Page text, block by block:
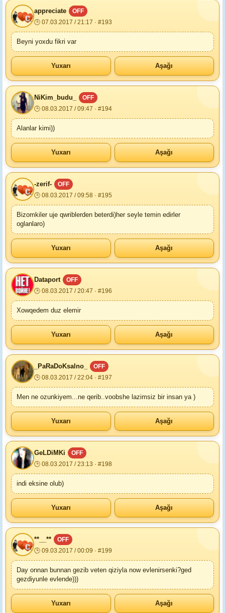
appreciate
OFF
🕒 07.03.2017 / 21:17 · #193
Beyni yoxdu fikri var
Yuxarı Aşağı
NiKim_budu_
OFF
🕒 08.03.2017 / 09:47 · #194
Alanlar kimi))
Yuxarı Aşağı
-zerif-
OFF
🕒 08.03.2017 / 09:58 · #195
Bizomkiler uje qwriblerden beterdi)her seyle temin edirler
oglanlaro)
Yuxarı Aşağı
Dataport
OFF
🕒 08.03.2017 / 20:47 · #196
Xowqedem duz elemir
Yuxarı Aşağı
_PaRaDoKsalno_
OFF
🕒 08.03.2017 / 22:04 · #197
Men ne ozunkiyem...ne qerib..voobshe lazimsiz bir insan ya )
Yuxarı Aşağı
GeLDiMKi
OFF
🕒 08.03.2017 / 23:13 · #198
indi eksine olub)
Yuxarı Aşağı
**__**
OFF
🕒 09.03.2017 / 00:09 · #199
Day onnan bunnan gezib veten qiziyla now evlenirsenki?ged
gezdiyunle evlende)))
Yuxarı Aşağı